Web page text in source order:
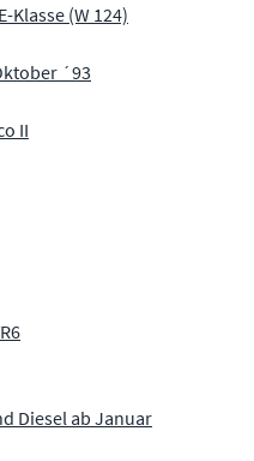
Klasse (W 124)
´93
II
Diesel ab Januar